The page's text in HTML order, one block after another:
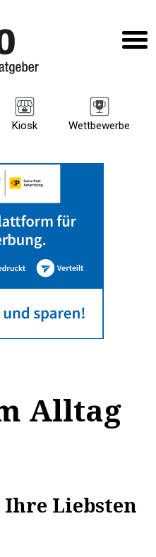
Kiosk Wettbewerbe
Alltag
Ihre Liebsten